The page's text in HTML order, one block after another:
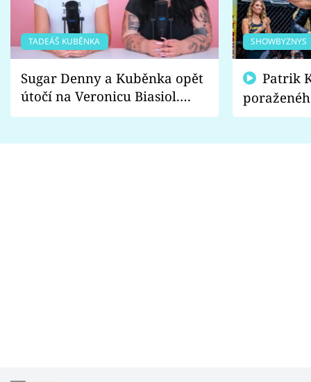
TADEÁŠ KUBĚNKA
Sugar Denny a Kuběnka opět
útočí na Veronicu Biasiol.
Proč je podle nich falešná a
SHOWBYZNYS
fanoušci